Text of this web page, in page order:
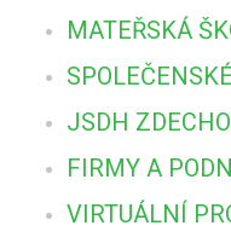
MATEŘSKÁ
JSDH
FIRMY A
VIRTUÁLNÍ